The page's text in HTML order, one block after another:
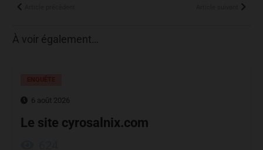
À voir également…
6 août 2026
Le site cyrosalnix.com